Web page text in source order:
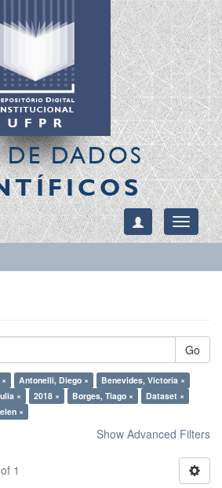
DE DADOS
Toggle
Go
Antonelli, Diego ×
Benevides, Victoria ×
× 2018 × Borges, Tiago ×
Dataset ×
×
Show Advanced Filters
1